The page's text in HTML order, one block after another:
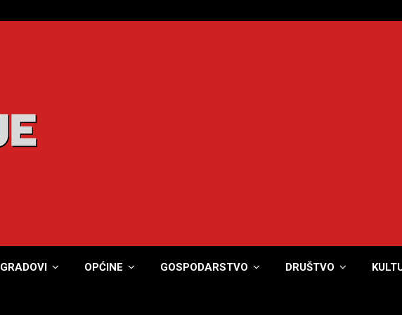
GRADOVI OPĆINE GOSPODARSTVO DRUŠTVO